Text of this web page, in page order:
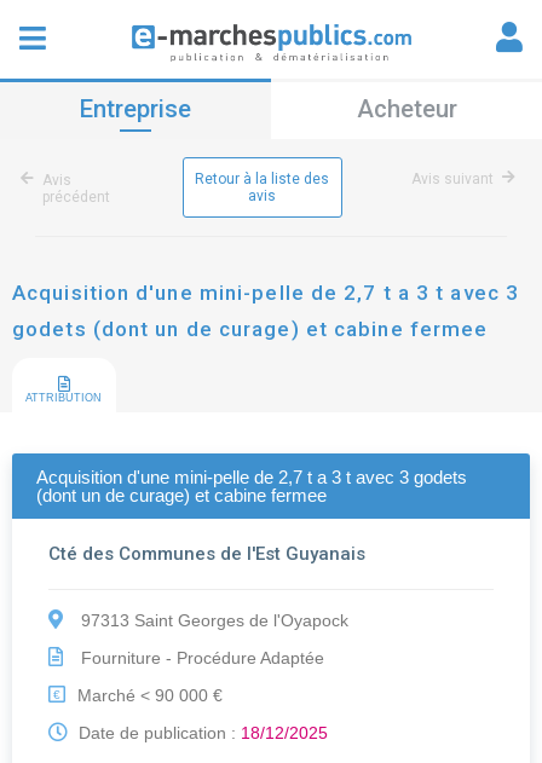
Entreprise Acheteur
Avis
précédent
Retour à la liste des
avis
Avis suivant
Acquisition d'une mini-pelle de 2,7 t a 3 t avec 3
godets (dont un de curage) et cabine fermee
ATTRIBUTION
Acquisition d'une mini-pelle de 2,7 t a 3 t avec 3 godets
(dont un de curage) et cabine fermee
Cté des Communes de l'Est Guyanais
97313 Saint Georges de l'Oyapock
Fourniture - Procédure Adaptée
€
Marché < 90 000 €
Date de publication : 18/12/2025